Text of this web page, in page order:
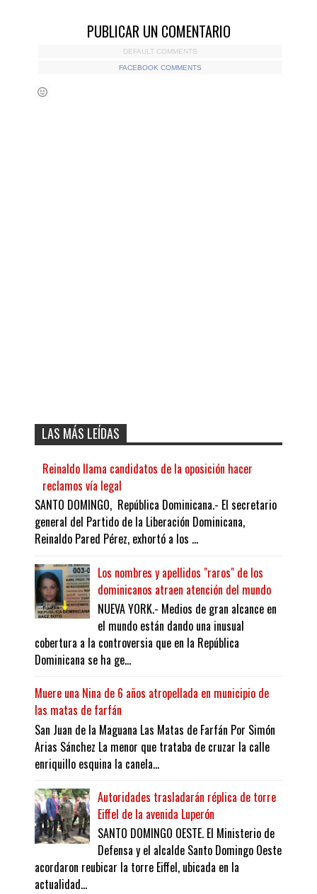
PUBLICAR UN COMENTARIO
DEFAULT COMMENTS
FACEBOOK COMMENTS
LAS MÁS LEÍDAS
Reinaldo llama candidatos de la oposición hacer
reclamos vía legal
SANTO DOMINGO, República Dominicana.- El secretario
general del Partido de la Liberación Dominicana,
Reinaldo Pared Pérez, exhortó a los ...
Los nombres y apellidos "raros" de los
dominicanos atraen atención del mundo
NUEVA YORK.- Medios de gran alcance en
el mundo están dando una inusual
cobertura a la controversia que en la República
Dominicana se ha ge...
Muere una Nina de 6 años atropellada en municipio de
las matas de farfán
San Juan de la Maguana Las Matas de Farfán Por Simón
Arias Sánchez La menor que trataba de cruzar la calle
enriquillo esquina la canela...
Autoridades trasladarán réplica de torre
Eiffel de la avenida Luperón
SANTO DOMINGO OESTE. El Ministerio de
Defensa y el alcalde Santo Domingo Oeste
acordaron reubicar la torre Eiffel, ubicada en la
actualidad...